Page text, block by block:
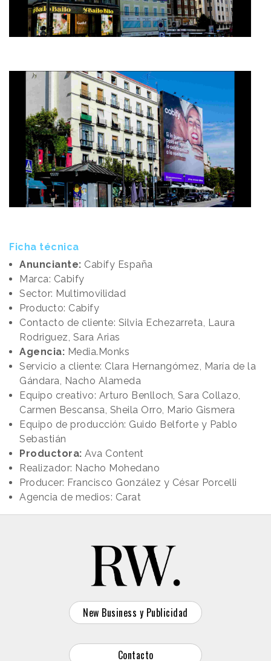
Ficha técnica
Anunciante: Cabify España
Marca: Cabify
Sector: Multimovilidad
Producto: Cabify
Contacto de cliente: Silvia Echezarreta, Laura
Rodriguez, Sara Arias
Agencia: Media.Monks
Servicio a cliente: Clara Hernangómez, María de la
Gándara, Nacho Alameda
Equipo creativo: Arturo Benlloch, Sara Collazo,
Carmen Bescansa, Sheila Orro, Mario Gismera
Equipo de producción: Guido Belforte y Pablo
Sebastián
Productora: Ava Content
Realizador: Nacho Mohedano
Producer: Francisco González y César Porcelli
Agencia de medios: Carat
New Business y Publicidad
Contacto